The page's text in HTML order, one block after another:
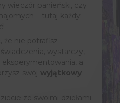
wieczór panieński, czy
– tutaj każdy
że nie potrafisz
wystarczy,
a
swój wyjątkowy
ze swoimi dziełami